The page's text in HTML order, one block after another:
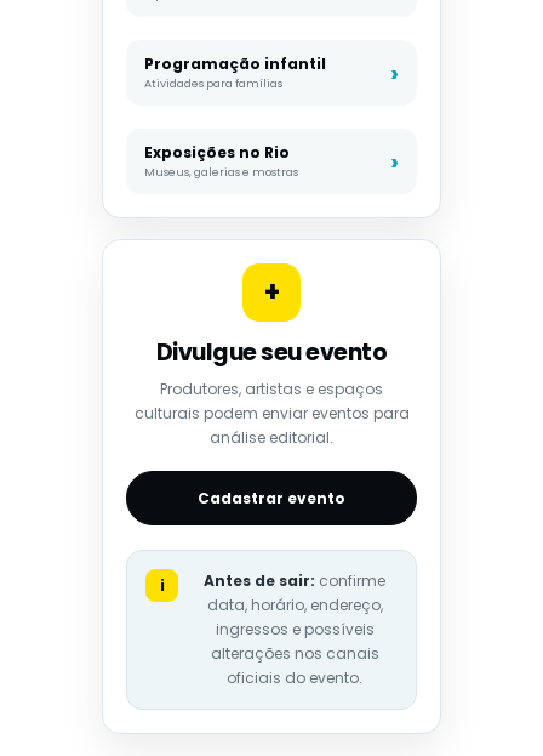
Programação infantil
Atividades para famílias
Exposições no Rio
Museus, galerias e mostras
+
Divulgue seu evento
Produtores, artistas e espaços
culturais podem enviar eventos para
análise editorial.
Cadastrar evento
i Antes de sair: confirme
data, horário, endereço,
ingressos e possíveis
alterações nos canais
oficiais do evento.